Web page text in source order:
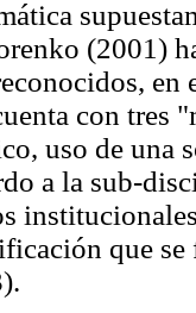
(2001)
en
con tres
uso de una
a la sub-
que